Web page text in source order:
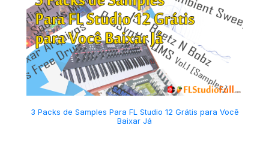
3 Packs de Samples Para FL Studio 12 Grátis para Você
Baixar Já